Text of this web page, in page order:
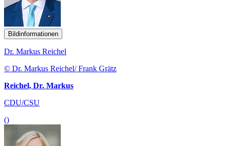
Bildinformationen
Dr. Markus Reichel
© Dr. Markus Reichel/ Frank Grätz
Reichel, Dr. Markus
CDU/CSU
()